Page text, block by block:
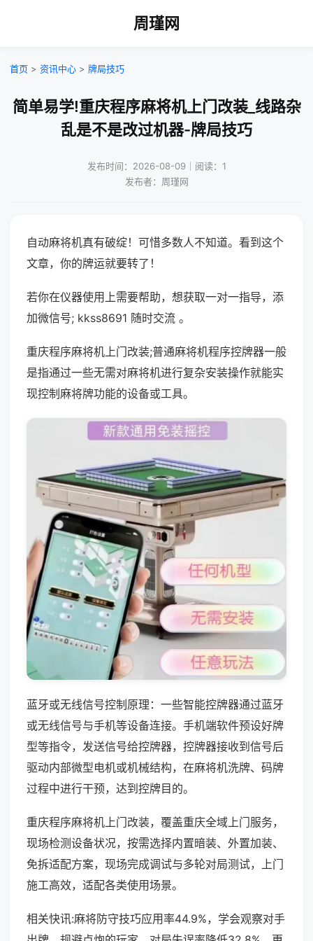
周瑾网
首页 > 资讯中心 > 牌局技巧
简单易学!重庆程序麻将机上门改装_线路杂
乱是不是改过机器-牌局技巧
发布时间：2026-08-09｜阅读：1
发布者：周瑾网
自动麻将机真有破绽！可惜多数人不知道。看到这个
文章，你的牌运就要转了！
若你在仪器使用上需要帮助，想获取一对一指导，添
加微信号; kkss8691 随时交流 。
重庆程序麻将机上门改装;普通麻将机程序控牌器一般
是指通过一些无需对麻将机进行复杂安装操作就能实
现控制麻将牌功能的设备或工具。
蓝牙或无线信号控制原理：一些智能控牌器通过蓝牙
或无线信号与手机等设备连接。手机端软件预设好牌
型等指令，发送信号给控牌器，控牌器接收到信号后
驱动内部微型电机或机械结构，在麻将机洗牌、码牌
过程中进行干预，达到控牌目的。
重庆程序麻将机上门改装，覆盖重庆全域上门服务，
现场检测设备状况，按需选择内置暗装、外置加装、
免拆适配方案，现场完成调试与多轮对局测试，上门
施工高效，适配各类使用场景。
相关快讯:麻将防守技巧应用率44.9%，学会观察对手